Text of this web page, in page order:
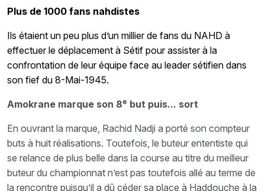
Plus de 1000 fans nahdistes
Ils étaient un peu plus d’un millier de fans du NAHD à
effectuer le déplacement à Sétif pour assister à la
confrontation de leur équipe face au leader sétifien dans
son fief du 8-Mai-1945.
Amokrane marque son 8e but puis... sort
En ouvrant la marque, Rachid Nadji a porté son compteur
buts à huit réalisations. Toutefois, le buteur ententiste qui
se relance de plus belle dans la course au titre du meilleur
buteur du championnat n’est pas toutefois allé au terme de
la rencontre puisqu’il a dû céder sa place à Haddouche à la